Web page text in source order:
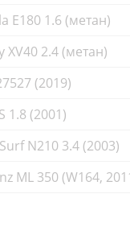
E180 1.6 (метан)
XV40 2.4 (метан)
(2019)
1.8 (2001)
N210 3.4 (2003)
ML 350 (W164,